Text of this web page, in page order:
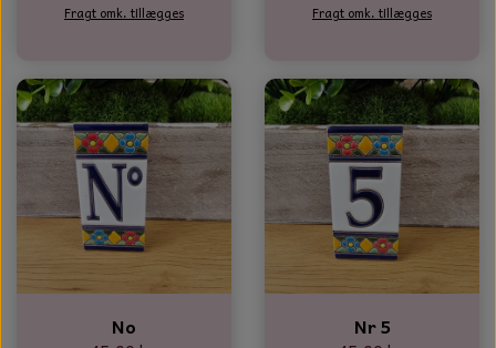
Fragt omk. tillægges Fragt omk. tillægges
No Nr 5